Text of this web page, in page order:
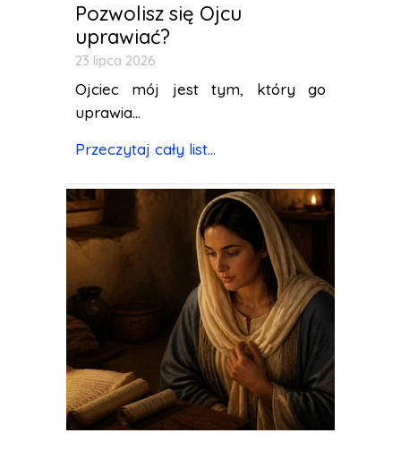
Pozwolisz się Ojcu
uprawiać?
23 lipca 2026
Ojciec mój jest tym, który go
uprawia...
Przeczytaj cały list...